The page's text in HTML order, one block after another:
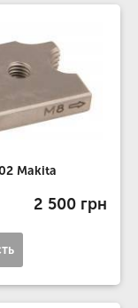
Makita
2 500 грн